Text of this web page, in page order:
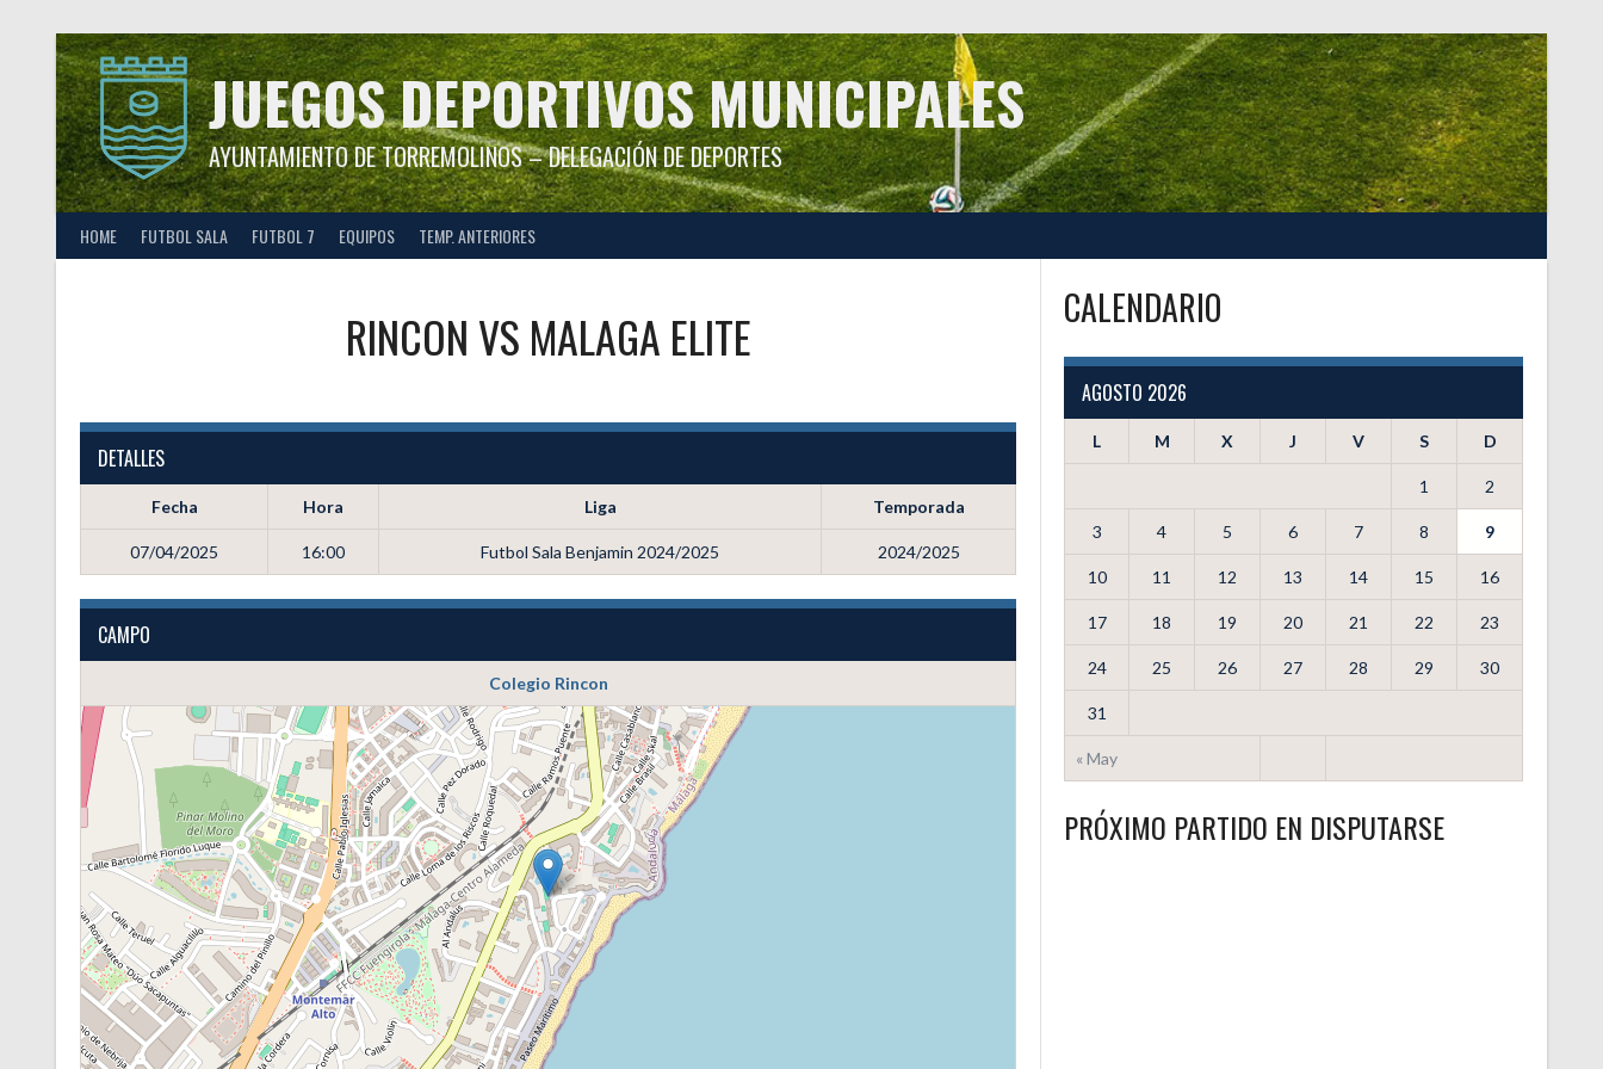
contenido
JUEGOS DEPORTIVOS MUNICIPALES
AYUNTAMIENTO DE TORREMOLINOS – DELEGACIÓN DE DEPORTES
HOME FUTBOL SALA FUTBOL 7 EQUIPOS TEMP. ANTERIORES
RINCON VS MALAGA ELITE
DETALLES
Fecha Hora Liga Temporada
07/04/2025 16:00 Futbol Sala Benjamin 2024/2025 2024/2025
CAMPO
Colegio Rincon
CALENDARIO
AGOSTO 2026
L M X J V S D
« May
1 2
3 4 5 6 7 8 9
10 11 12 13 14 15 16
17 18 19 20 21 22 23
24 25 26 27 28 29 30
31
PRÓXIMO PARTIDO EN DISPUTARSE